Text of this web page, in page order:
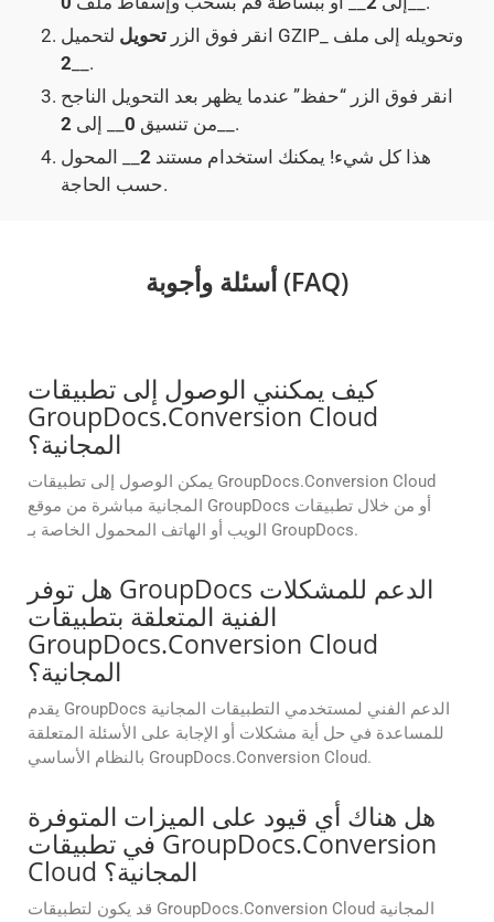
انقر فوق الزر تحويل
لتحميل GZIP_ وتحويله إلى ملف
2 __.
انقر فوق الزر “حفظ” عندما يظهر بعد التحويل الناجح
من تنسيق 0 __ إلى 2
__.
هذا كل شيء! يمكنك استخدام مستند 2 __ المحول
حسب الحاجة.
أسئلة وأجوبة (FAQ)
كيف يمكنني الوصول إلى تطبيقات
GroupDocs.Conversion Cloud
المجانية؟
يمكن الوصول إلى تطبيقات GroupDocs.Conversion Cloud
المجانية مباشرة من موقع GroupDocs أو من خلال تطبيقات
الويب أو الهاتف المحمول الخاصة بـ GroupDocs.
هل توفر GroupDocs الدعم للمشكلات
الفنية المتعلقة بتطبيقات
GroupDocs.Conversion Cloud
المجانية؟
يقدم GroupDocs الدعم الفني لمستخدمي التطبيقات المجانية
للمساعدة في حل أية مشكلات أو الإجابة على الأسئلة المتعلقة
بالنظام الأساسي GroupDocs.Conversion Cloud.
هل هناك أي قيود على الميزات المتوفرة
في تطبيقات GroupDocs.Conversion
Cloud المجانية؟
قد يكون لتطبيقات GroupDocs.Conversion Cloud المجانية